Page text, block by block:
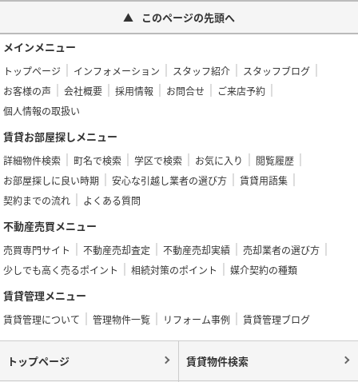
このページの先頭へ
メインメニュー
トップページ インフォメーション スタッフ紹介
スタッフブログ
お客様の声
会社概要 採用情報 お問合せ
ご来店予約
個人情報の取扱い
賃貸お部屋探しメニュー
詳細物件検索 町名で検索 学区で検索 お気に入り
閲覧履歴
お部屋探しに良い時期
安心な引越し業者の選び方
賃貸用語集
契約までの流れ
よくある質問
不動産売買メニュー
売買専門サイト 不動産売却査定 不動産売却実績
売却業者の選び方
少しでも高く売るポイント
相続対策のポイント 媒介契約の種類
賃貸管理メニュー
賃貸管理について 管理物件一覧 リフォーム事例 賃貸管理ブログ
トップページ 賃貸物件検索